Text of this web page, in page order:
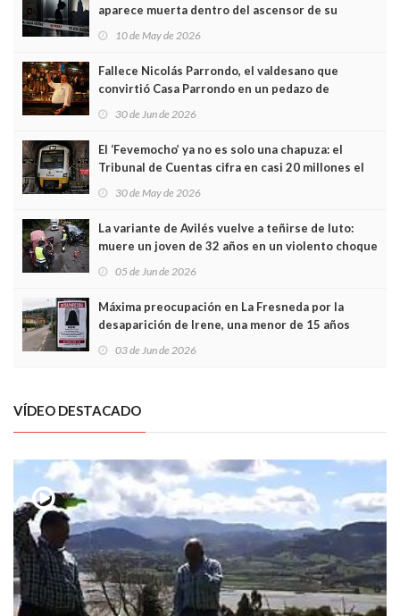
aparece muerta dentro del ascensor de su
edificio y las cámaras captan sus últimos minutos
10 de May de 2026
Fallece Nicolás Parrondo, el valdesano que
convirtió Casa Parrondo en un pedazo de
Asturias en Madrid
30 de Jun de 2026
El ‘Fevemocho’ ya no es solo una chapuza: el
Tribunal de Cuentas cifra en casi 20 millones el
sobrecoste de los trenes que no cabían por los
30 de May de 2026
La variante de Avilés vuelve a teñirse de luto:
muere un joven de 32 años en un violento choque
frontal
05 de Jun de 2026
Máxima preocupación en La Fresneda por la
desaparición de Irene, una menor de 15 años
03 de Jun de 2026
VÍDEO DESTACADO